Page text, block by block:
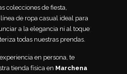
colecciones de fiesta,
de ropa casual ideal para
a la elegancia ni al toque
todas nuestras prendas.
en persona, te
tienda física en Marchena